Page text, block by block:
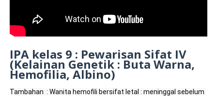
IPA kelas 9 : Pewarisan Sifat IV
(Kelainan Genetik : Buta Warna,
Hemofilia, Albino)
Tambahan  : Wanita hemofili bersifat letal : meninggal sebelum